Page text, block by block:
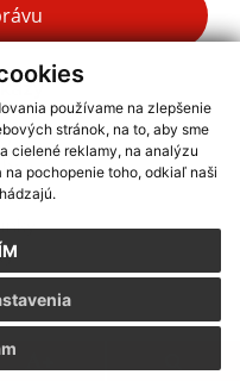
používame na zlepšenie
stránok, na to, aby sme
cielené reklamy, na analýzu
pochopenie toho, odkiaľ naši